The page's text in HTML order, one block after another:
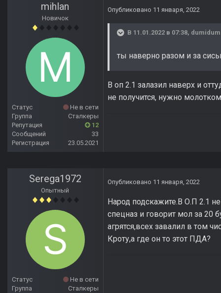
mihlan
Новичок
Статус
Не в сети
Группа
Сталкеры
Репутация
12
Сообщений
33
Регистрация
23.05.2021
Опубликовано 11 января, 2022
В 11.01.2022 в 07:38, dumidum
ты наверно разом и за
В оп 2.1 залазил наверх и
не получится, нужно
Serega1972
Опытный
Статус
Не в сети
Группа
Сталкеры
Опубликовано 11 января, 2022
Народ подскажите.В О.П 2.1
спецназ и говорит мол за 20
агрятся,всех завалил в том
Кроту,а где он то этот ПДА?